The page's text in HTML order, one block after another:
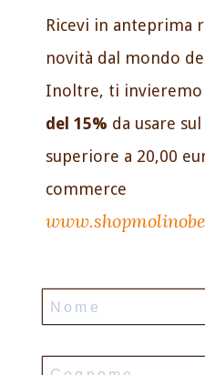
Ricevi in anteprima
novità dal mondo
Inoltre, ti invieremo
del 15% da usare
superiore a 20,00
commerce